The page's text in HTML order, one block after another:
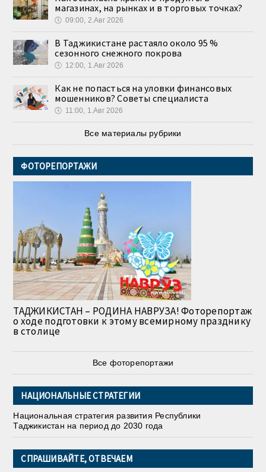
магазинах, на рынках и в торговых точках?
🕔 09:00, 2.Авг 2026
В Таджикистане растаяло около 95 %
сезонного снежного покрова
🕔 12:00, 1.Авг 2026
Как не попасться на уловки финансовых
мошенников? Советы специалиста
🕔 11:00, 1.Авг 2026
Все материалы рубрики
ФОТОРЕПОРТАЖИ
ТАДЖИКИСТАН – РОДИНА НАВРУЗА! Фоторепортаж
о ходе подготовки к этому всемирному празднику
в столице
Все фоторепортажи
НАЦИОНАЛЬНЫЕ СТРАТЕГИИ
Национальная стратегия развития Республики
Таджикистан на период до 2030 года
СПРАШИВАЙТЕ, ОТВЕЧАЕМ